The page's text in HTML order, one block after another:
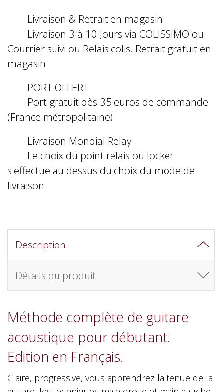
Livraison & Retrait en magasin
Livraison 3 à 10 Jours via COLISSIMO ou
Courrier suivi ou Relais colis. Retrait gratuit en
magasin
PORT OFFERT
Port gratuit dès 35 euros de commande
(France métropolitaine)
Livraison Mondial Relay
Le choix du point relais ou locker
s'effectue au dessus du choix du mode de
livraison
Description
Détails du produit
Méthode complète de guitare
acoustique pour débutant.
Edition en Français.
Claire, progressive, vous apprendrez la tenue de la